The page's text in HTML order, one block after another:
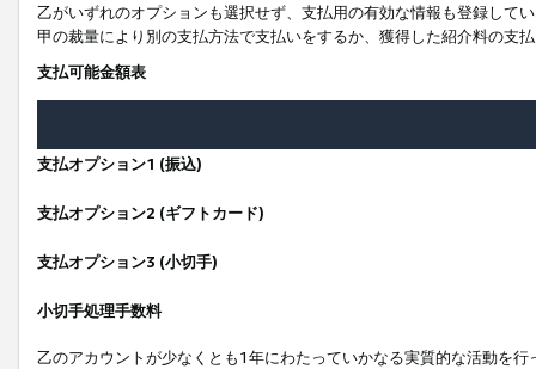
乙がいずれのオプションも選択せず、支払用の有効な情報も登録して
甲の裁量により別の支払方法で支払いをするか、獲得した紹介料の支
支払可能金額表
支払オプション1 (振込)
支払オプション2 (ギフトカード)
支払オプション3 (小切手)
小切手処理手数料
乙のアカウントが少なくとも1年にわたっていかなる実質的な活動を